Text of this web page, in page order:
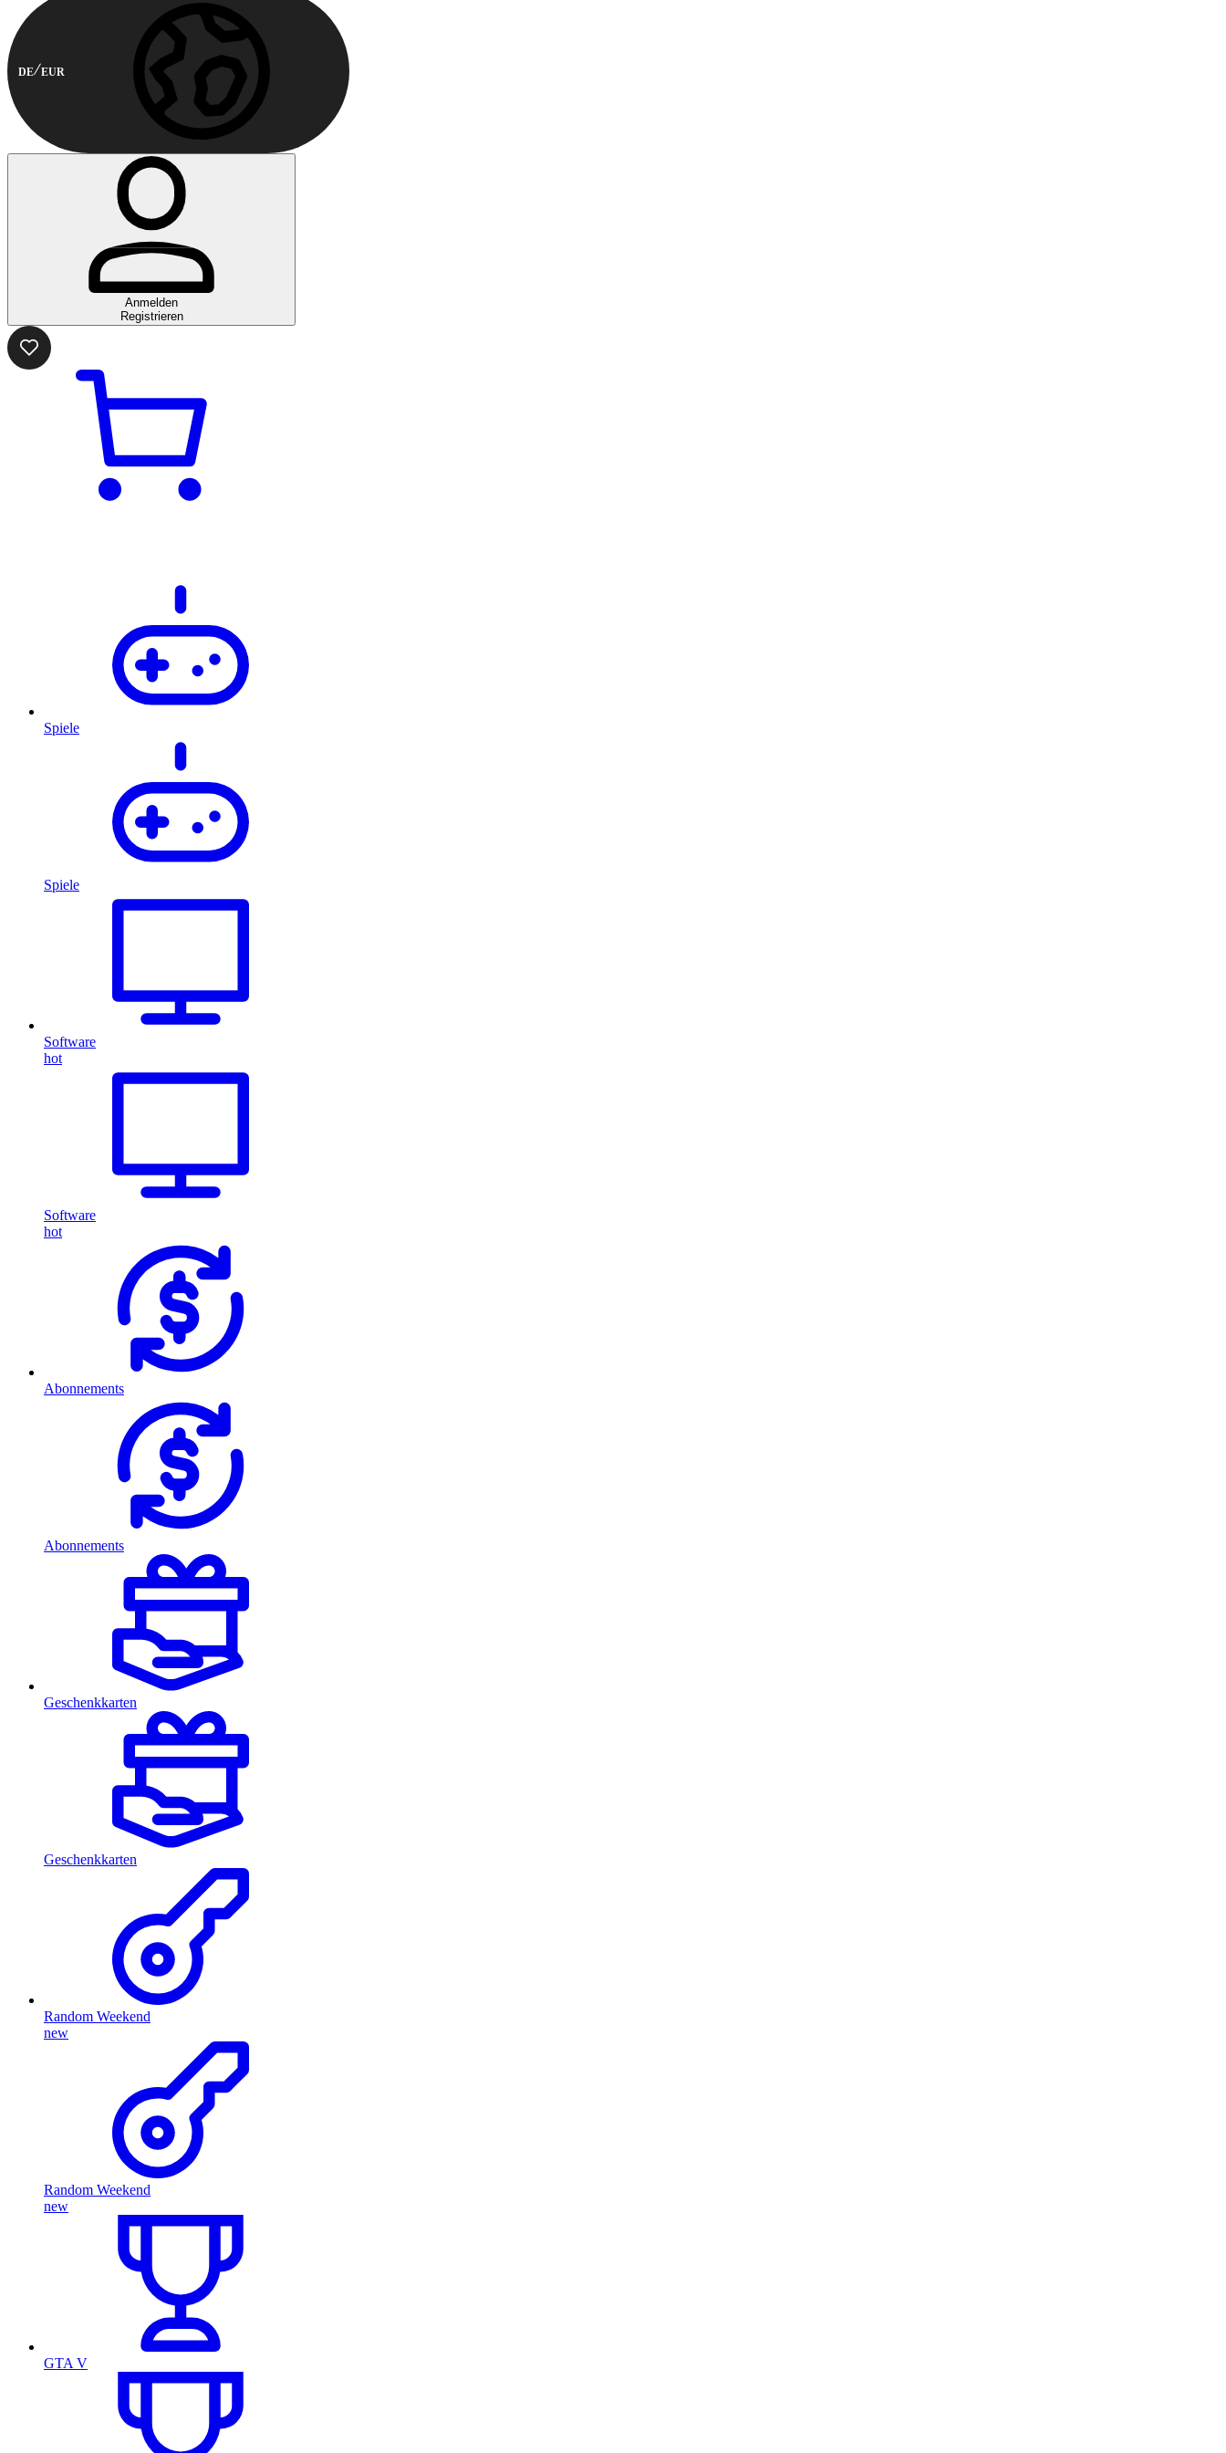
DE EUR
Anmelden
Registrieren
Spiele
Spiele
Software
hot
Software
hot
Abonnements
Abonnements
Geschenkkarten
Geschenkkarten
Random Weekend
new
Random Weekend
new
GTA V